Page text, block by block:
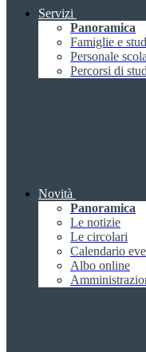
Servizi
Panoramica
Famiglie e
Personale
Percorsi di
Novità
Panoramica
Le notizie
Le circolari
Calendario
Albo online